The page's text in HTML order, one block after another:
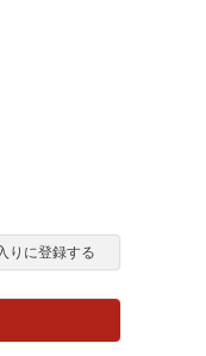
りに登録する